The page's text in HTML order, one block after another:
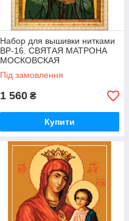
Набор для вышивки нитками
BP-16. СВЯТАЯ МАТРОНА
МОСКОВСКАЯ
Під замовлення
1 560 ₴
Купити